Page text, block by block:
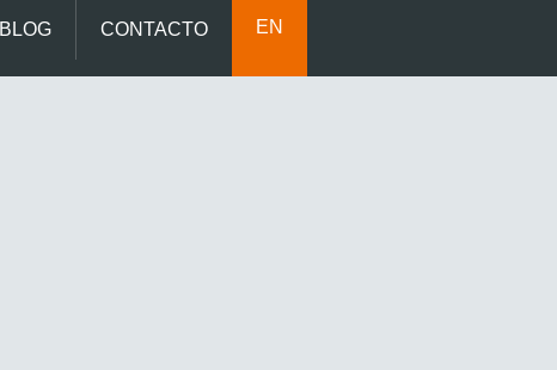
BLOG CONTACTO EN